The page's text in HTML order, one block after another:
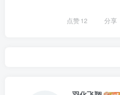
点赞12 分享